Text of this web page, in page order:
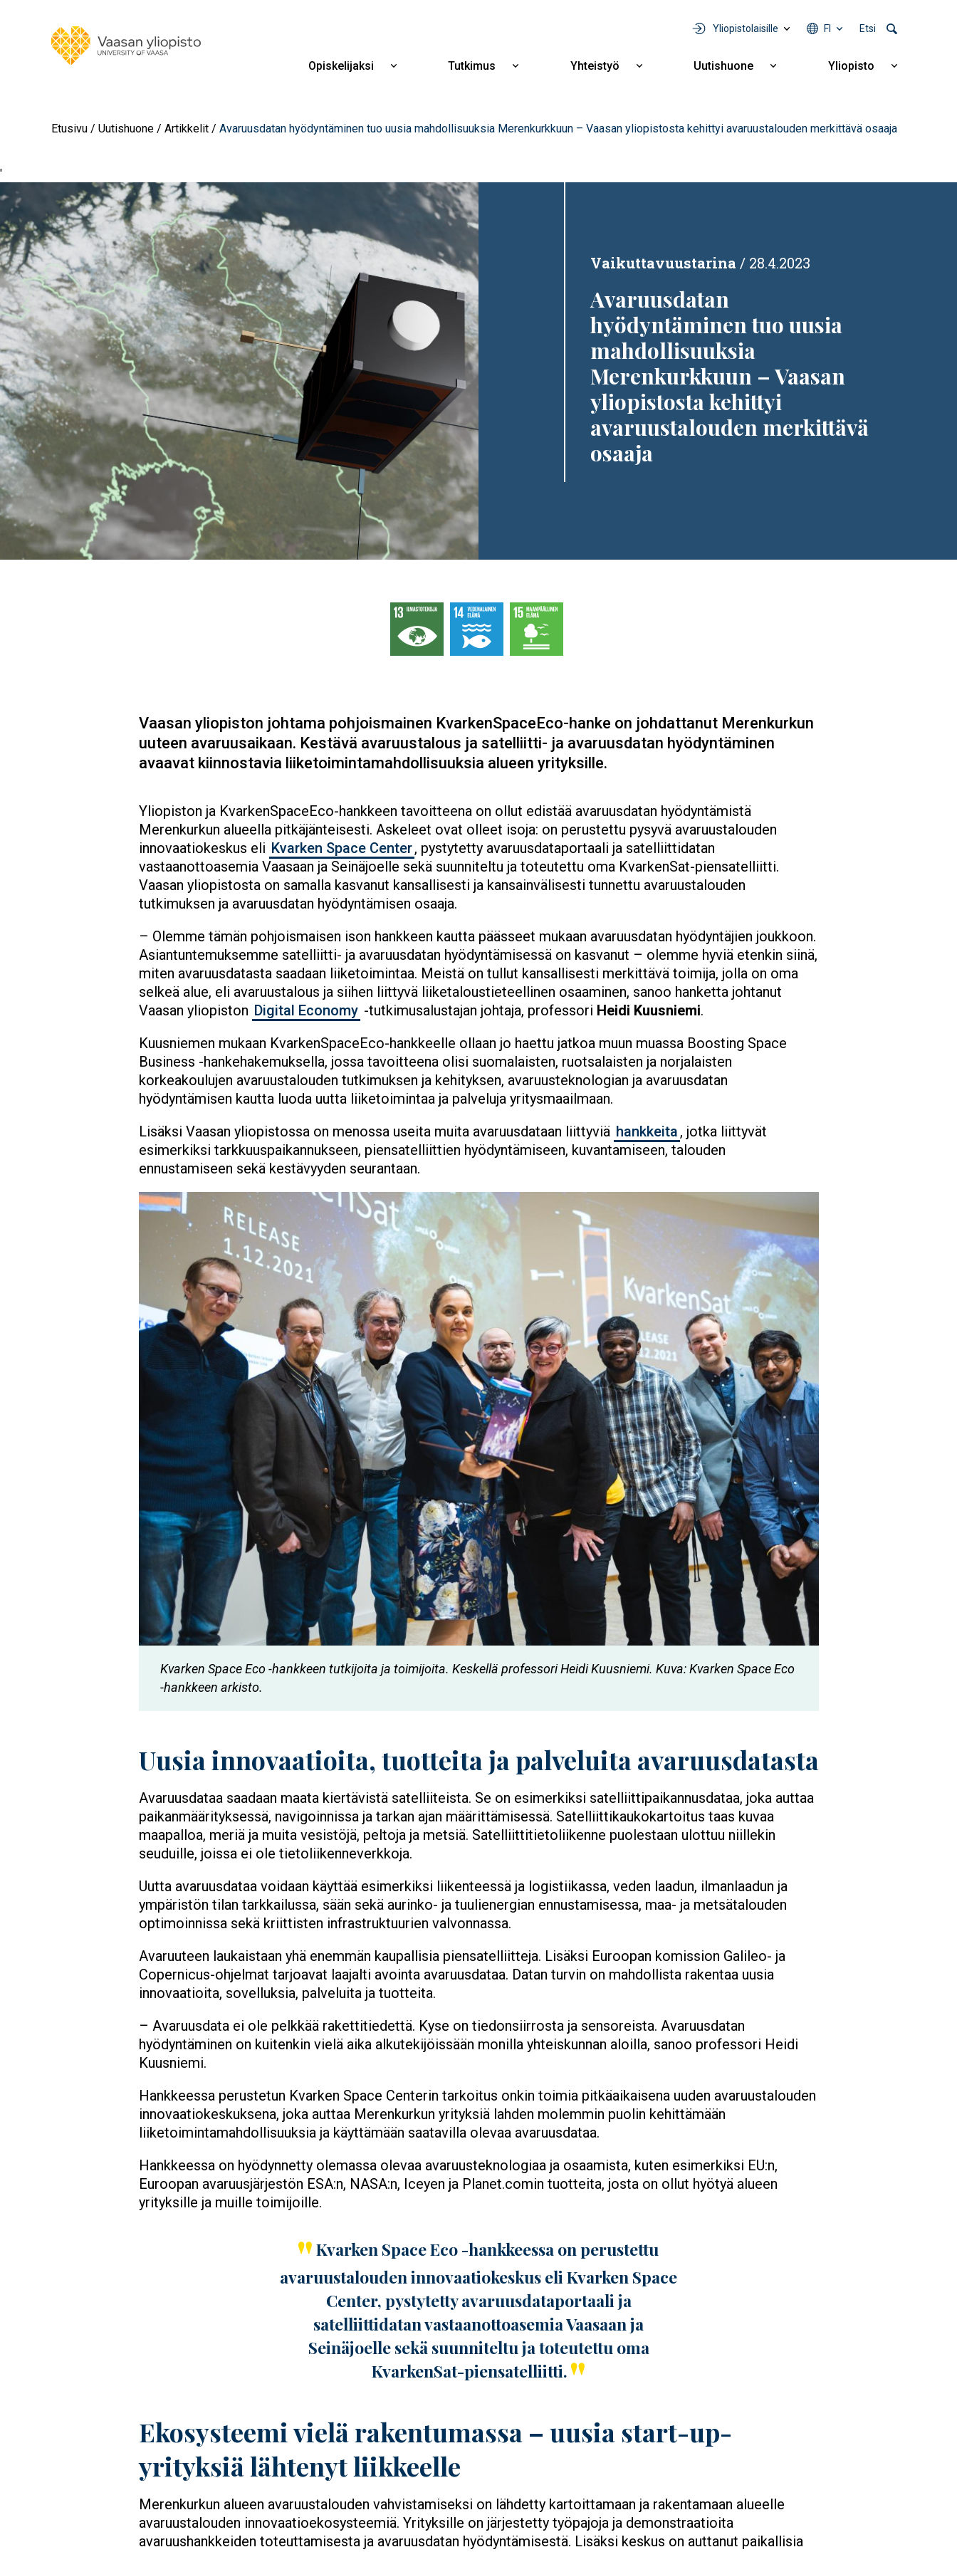
Yliopistolaisille FI Etsi
Opiskelijaksi
Näytä
Tutkimus
Näytä
Yhteistyö
Näytä
Uutishuone
Näytä
Yliopisto
Näytä
Etusivu Uutishuone Artikkelit Avaruusdatan hyödyntäminen tuo uusia mahdollisuuksia Merenkurkkuun – Vaasan yliopistosta kehittyi avaruustalouden merkittävä osaaja
'
Vaikuttavuustarina 28.4.2023
Avaruusdatan
hyödyntäminen tuo uusia
mahdollisuuksia
Merenkurkkuun – Vaasan
yliopistosta kehittyi
avaruustalouden merkittävä
osaaja
Image
Vaasan yliopiston johtama pohjoismainen KvarkenSpaceEco-hanke on johdattanut Merenkurkun
uuteen avaruusaikaan. Kestävä avaruustalous ja satelliitti- ja avaruusdatan hyödyntäminen
avaavat kiinnostavia liiketoimintamahdollisuuksia alueen yrityksille.
Yliopiston ja KvarkenSpaceEco-hankkeen tavoitteena on ollut edistää avaruusdatan hyödyntämistä
Merenkurkun alueella pitkäjänteisesti. Askeleet ovat olleet isoja: on perustettu pysyvä avaruustalouden
innovaatiokeskus eli Kvarken Space Center, pystytetty avaruusdataportaali ja satelliittidatan
vastaanottoasemia Vaasaan ja Seinäjoelle sekä suunniteltu ja toteutettu oma KvarkenSat-piensatelliitti.
Vaasan yliopistosta on samalla kasvanut kansallisesti ja kansainvälisesti tunnettu avaruustalouden
tutkimuksen ja avaruusdatan hyödyntämisen osaaja.
– Olemme tämän pohjoismaisen ison hankkeen kautta päässeet mukaan avaruusdatan hyödyntäjien joukkoon.
Asiantuntemuksemme satelliitti- ja avaruusdatan hyödyntämisessä on kasvanut – olemme hyviä etenkin siinä,
miten avaruusdatasta saadaan liiketoimintaa. Meistä on tullut kansallisesti merkittävä toimija, jolla on oma
selkeä alue, eli avaruustalous ja siihen liittyvä liiketaloustieteellinen osaaminen, sanoo hanketta johtanut
Vaasan yliopiston Digital Economy -tutkimusalustajan johtaja, professori Heidi Kuusniemi.
Kuusniemen mukaan KvarkenSpaceEco-hankkeelle ollaan jo haettu jatkoa muun muassa Boosting Space
Business -hankehakemuksella, jossa tavoitteena olisi suomalaisten, ruotsalaisten ja norjalaisten
korkeakoulujen avaruustalouden tutkimuksen ja kehityksen, avaruusteknologian ja avaruusdatan
hyödyntämisen kautta luoda uutta liiketoimintaa ja palveluja yritysmaailmaan.
Lisäksi Vaasan yliopistossa on menossa useita muita avaruusdataan liittyviä hankkeita , jotka liittyvät
esimerkiksi tarkkuuspaikannukseen, piensatelliittien hyödyntämiseen, kuvantamiseen, talouden
ennustamiseen sekä kestävyyden seurantaan.
Image
Kvarken Space Eco -hankkeen tutkijoita ja toimijoita. Keskellä professori Heidi Kuusniemi. Kuva: Kvarken Space Eco
-hankkeen arkisto.
Uusia innovaatioita, tuotteita ja palveluita avaruusdatasta
Avaruusdataa saadaan maata kiertävistä satelliiteista. Se on esimerkiksi satelliittipaikannusdataa, joka auttaa
paikanmäärityksessä, navigoinnissa ja tarkan ajan määrittämisessä. Satelliittikaukokartoitus taas kuvaa
maapalloa, meriä ja muita vesistöjä, peltoja ja metsiä. Satelliittitietoliikenne puolestaan ulottuu niillekin
seuduille, joissa ei ole tietoliikenneverkkoja.
Uutta avaruusdataa voidaan käyttää esimerkiksi liikenteessä ja logistiikassa, veden laadun, ilmanlaadun ja
ympäristön tilan tarkkailussa, sään sekä aurinko- ja tuulienergian ennustamisessa, maa- ja metsätalouden
optimoinnissa sekä kriittisten infrastruktuurien valvonnassa.
Avaruuteen laukaistaan yhä enemmän kaupallisia piensatelliitteja. Lisäksi Euroopan komission Galileo- ja
Copernicus-ohjelmat tarjoavat laajalti avointa avaruusdataa. Datan turvin on mahdollista rakentaa uusia
innovaatioita, sovelluksia, palveluita ja tuotteita.
– Avaruusdata ei ole pelkkää rakettitiedettä. Kyse on tiedonsiirrosta ja sensoreista. Avaruusdatan
hyödyntäminen on kuitenkin vielä aika alkutekijöissään monilla yhteiskunnan aloilla, sanoo professori Heidi
Kuusniemi.
Hankkeessa perustetun Kvarken Space Centerin tarkoitus onkin toimia pitkäaikaisena uuden avaruustalouden
innovaatiokeskuksena, joka auttaa Merenkurkun yrityksiä lahden molemmin puolin kehittämään
liiketoimintamahdollisuuksia ja käyttämään saatavilla olevaa avaruusdataa.
Hankkeessa on hyödynnetty olemassa olevaa avaruusteknologiaa ja osaamista, kuten esimerkiksi EU:n,
Euroopan avaruusjärjestön ESA:n, NASA:n, Iceyen ja Planet.comin tuotteita, josta on ollut hyötyä alueen
yrityksille ja muille toimijoille.
Kvarken Space Eco -hankkeessa on perustettu
avaruustalouden innovaatiokeskus eli Kvarken Space
Center, pystytetty avaruusdataportaali ja
satelliittidatan vastaanottoasemia Vaasaan ja
Seinäjoelle sekä suunniteltu ja toteutettu oma
KvarkenSat-piensatelliitti.
Ekosysteemi vielä rakentumassa – uusia start-up-
yrityksiä lähtenyt liikkeelle
Merenkurkun alueen avaruustalouden vahvistamiseksi on lähdetty kartoittamaan ja rakentamaan alueelle
avaruustalouden innovaatioekosysteemiä. Yrityksille on järjestetty työpajoja ja demonstraatioita
avaruushankkeiden toteuttamisesta ja avaruusdatan hyödyntämisestä. Lisäksi keskus on auttanut paikallisia